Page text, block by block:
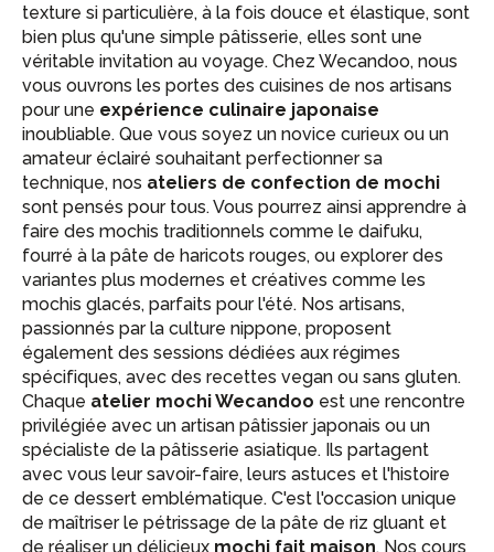
texture si particulière, à la fois douce et élastique, sont
bien plus qu'une simple pâtisserie, elles sont une
véritable invitation au voyage. Chez Wecandoo, nous
vous ouvrons les portes des cuisines de nos artisans
pour une expérience culinaire japonaise
inoubliable. Que vous soyez un novice curieux ou un
amateur éclairé souhaitant perfectionner sa
technique, nos ateliers de confection de mochi
sont pensés pour tous. Vous pourrez ainsi apprendre à
faire des mochis traditionnels comme le daifuku,
fourré à la pâte de haricots rouges, ou explorer des
variantes plus modernes et créatives comme les
mochis glacés, parfaits pour l'été. Nos artisans,
passionnés par la culture nippone, proposent
également des sessions dédiées aux régimes
spécifiques, avec des recettes vegan ou sans gluten.
Chaque atelier mochi Wecandoo est une rencontre
privilégiée avec un artisan pâtissier japonais ou un
spécialiste de la pâtisserie asiatique. Ils partagent
avec vous leur savoir-faire, leurs astuces et l'histoire
de ce dessert emblématique. C'est l'occasion unique
de maîtriser le pétrissage de la pâte de riz gluant et
de réaliser un délicieux mochi fait maison. Nos cours